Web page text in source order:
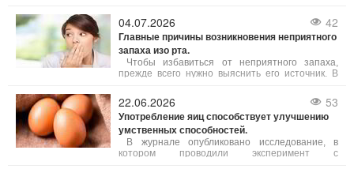
несколько дней в правильном месте могут
помочь перезагрузить организм, набраться
энергии и улучшить общее самочувствие. Для
меня таким открытием стал курорт Косино в
Закарпатье.
04.07.2026 42
Главные причины возникновения неприятного
запаха изо рта.
Чтобы избавиться от неприятного запаха,
прежде всего нужно выяснить его источник. В
повышенная активность серобактерий,
обитающих на языке и в гортани,
продуцирующих летучие соединения с резким
запахом
22.06.2026 53
Употребление яиц способствует улучшению
умственных способностей.
В журнале опубликовано исследование, в
котором проводили эксперимент с